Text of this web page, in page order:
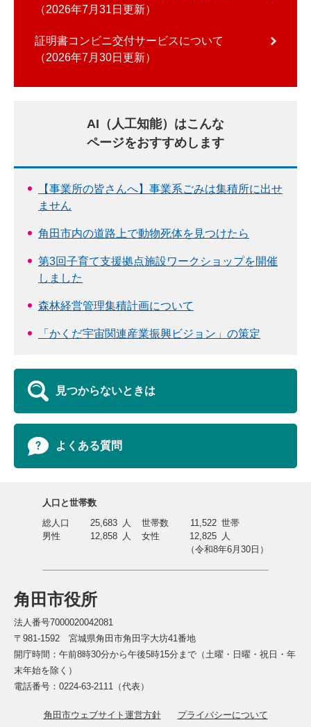
2026年7月31日更新
証明書コンビニ交付サービスについて
2026年7月30日更新
AI（人工知能）はこんな
ページをおすすめします
【事業所の皆さんへ】事業系ごみは集積所に出せ
ません
角田市内の道路上で動物死体を見つけたら
第3回子育て支援拠点施設ワークショップを開催
しました
森林経営管理集積計画について
「かくだ宇宙関連産業振興ビジョン」の策定
見つからないときは
よくある質問
角田市役所
法人番号7000020042081
〒981-1592 宮城県角田市角田字大坊41番地
開庁時間：午前8時30分から午後5時15分まで（土曜・日曜・祝日・年
末年始を除く）
電話番号：0224-63-2111（代表）
角田市ウェブサイト運営方針 プライバシーについて
人口と世帯数
総人口
25,683 人 世帯数 11,522 世帯
男性
12,858 人 女性 12,825 人
（令和8年6月30日）